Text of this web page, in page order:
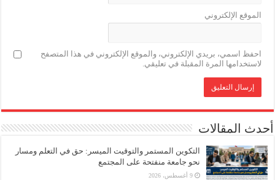
الموقع الإلكتروني
احفظ اسمي، بريدي الإلكتروني، والموقع الإلكتروني في هذا المتصفح
لاستخدامها المرة المقبلة في تعليقي.
أحدث المقالات
التكوين المستمر والتوقيت الميسر: حق في التعلم ومسار
نحو جامعة منفتحة على المجتمع
9 أغسطس، 2026